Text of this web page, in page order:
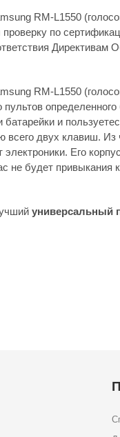
RM-L1550
по
Директивам
RM-L1550
и
всего двух клавиш.
Его
не будет
универсальный